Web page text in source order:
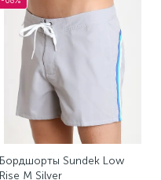
Бордшорты Sundek Low
Rise M Silver